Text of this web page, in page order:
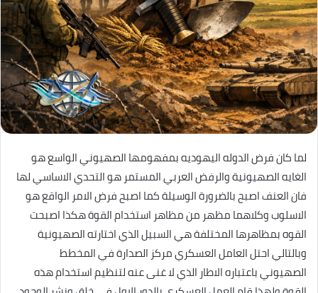
لما كان فرض الدوله اليهوديه بمفهومها الصهيوني الواسع هو
الغايه الصهيونية والرفض العربي المستمر هو التحدي الاساسي لها
فان العنف اصبح بالضرورة الوسيلة كما اصبح فرض الامر الواقع هو
الاسلوب وكلاهما مظهر من مظاهر استخدام القوة هكذا اصبحت
القوه بمظاهرها المختلفة هي السبيل الذي اختارته الصهيونية
وبالتالي احتل العامل العسكري مركز الصدارة في المخطط
الصهيوني باعتباره الاطار الذي لا غنى عنه لتنظيم استخدام هذه